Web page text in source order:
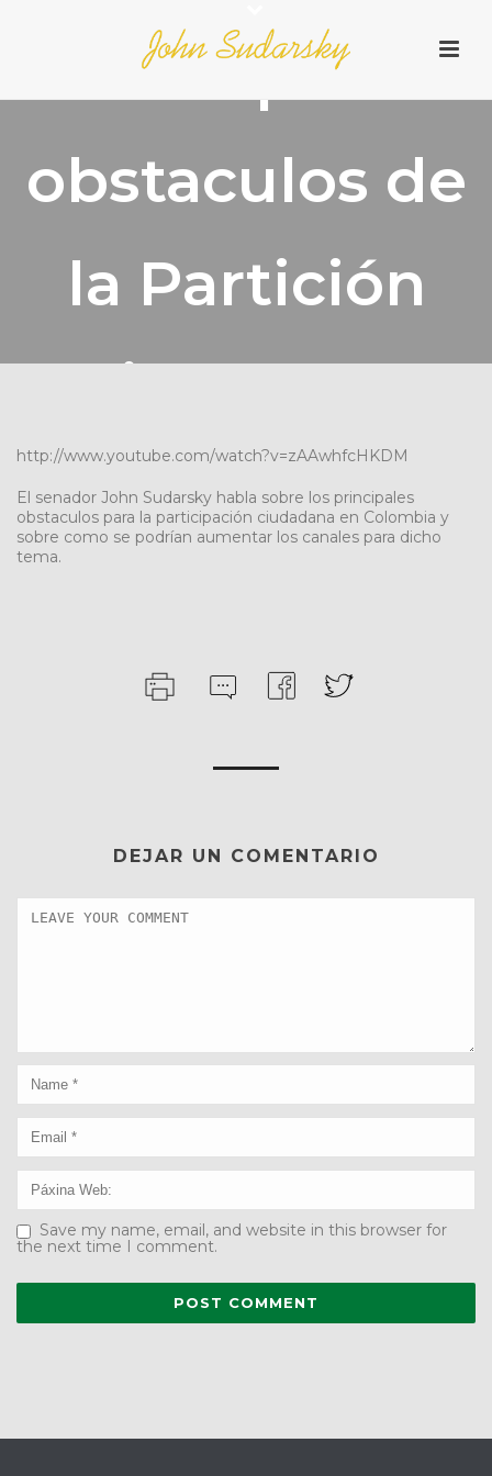
Principales
obstaculos de
la Partición
Ciudadana
http://www.youtube.com/watch?v=zAAwhfcHKDM
El senador John Sudarsky habla sobre los principales
obstaculos para la participación ciudadana en Colombia y
sobre como se podrían aumentar los canales para dicho
tema.
DEJAR UN COMENTARIO
Save my name, email, and website in this browser for
the next time I comment.